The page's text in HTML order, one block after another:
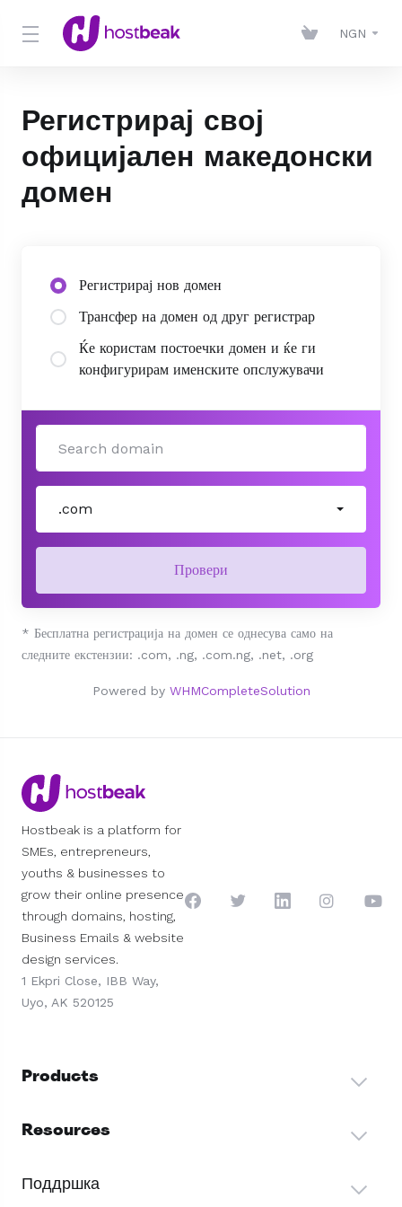
NGN
Регистрирај свој
официјален македонски
домен
Регистрирај нов домен
Трансфер на домен од друг регистрар
Ќе користам постоечки домен и ќе ги
конфигурирам именските опслужувачи
.com
Провери
* Бесплатна регистрација на домен се однесува само на
следните екстензии: .com, .ng, .com.ng, .net, .org
Powered by WHMCompleteSolution
Hostbeak is a platform for
SMEs, entrepreneurs,
youths & businesses to
grow their online presence
through domains, hosting,
Business Emails & website
design services.
1 Ekpri Close, IBB Way,
Uyo, AK 520125
Products
Resources
Поддршка